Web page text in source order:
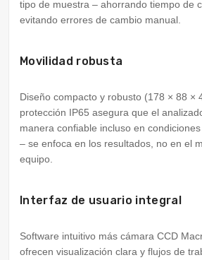
tipo de muestra – ahorrando tiempo de
evitando errores de cambio manual.
Movilidad robusta
Diseño compacto y robusto (178 × 88 ×
protección IP65 asegura que el
manera confiable incluso en
– se enfoca en los resultados, no en el
equipo.
Interfaz de usuario integral
Software intuitivo más cámara CCD
ofrecen visualización clara y flujos de